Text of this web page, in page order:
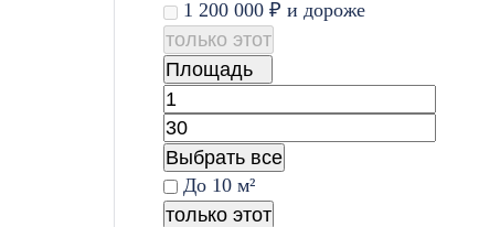
1 200 000 ₽ и дороже
только этот
Площадь
Выбрать все
До 10 м²
только этот